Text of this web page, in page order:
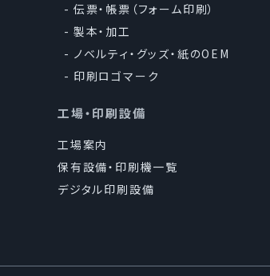
伝票・帳票（フォーム印刷）
製本・加工
ノベルティ・グッズ・紙のOEM
印刷ロゴマーク
工場・印刷設備
工場案内
保有設備・印刷機一覧
デジタル印刷設備